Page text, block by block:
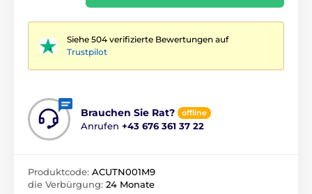
Siehe 504 verifizierte Bewertungen auf
Trustpilot
Brauchen Sie Rat? offline
Anrufen +43 676 361 37 22
Produktcode: ACUTN001M9
die Verbürgung: 24 Monate